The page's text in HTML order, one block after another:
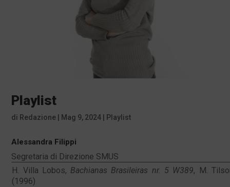
Playlist
di Redazione Mag 9, 2024 Playlist
Alessandra Filippi
Segretaria di Direzione SMUS
H. Villa Lobos, Bachianas Brasileiras nr. 5 W389, M.
(1996)